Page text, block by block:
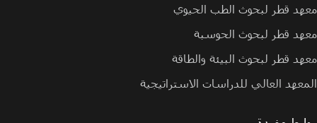
معهد قطر لبحوث الطب الحيوي
معهد قطر لبحوث الحوسبة
معهد قطر لبحوث البيئة والطاقة
المعهد العالي للدراسات الاستراتيجية